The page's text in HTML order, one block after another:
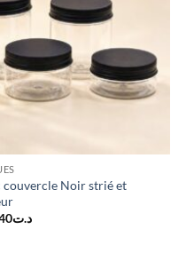
couvercle Noir strié et
د.تPlage